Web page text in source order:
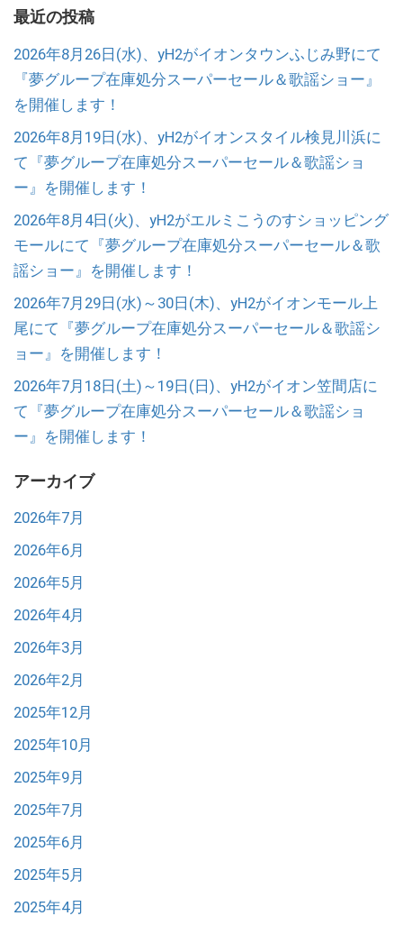
最近の投稿
2026年8月26日(水)、yH2がイオンタウンふじみ野にて
『夢グループ在庫処分スーパーセール＆歌謡ショー』
を開催します！
2026年8月19日(水)、yH2がイオンスタイル検見川浜に
て『夢グループ在庫処分スーパーセール＆歌謡ショ
ー』を開催します！
2026年8月4日(火)、yH2がエルミこうのすショッピング
モールにて『夢グループ在庫処分スーパーセール＆歌
謡ショー』を開催します！
2026年7月29日(水)～30日(木)、yH2がイオンモール上
尾にて『夢グループ在庫処分スーパーセール＆歌謡シ
ョー』を開催します！
2026年7月18日(土)～19日(日)、yH2がイオン笠間店に
て『夢グループ在庫処分スーパーセール＆歌謡ショ
ー』を開催します！
アーカイブ
2026年7月
2026年6月
2026年5月
2026年4月
2026年3月
2026年2月
2025年12月
2025年10月
2025年9月
2025年7月
2025年6月
2025年5月
2025年4月